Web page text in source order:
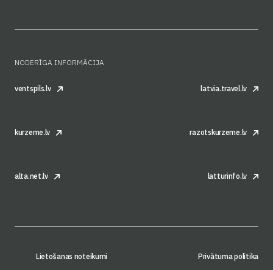
NODERĪGA INFORMĀCIJA
ventspils.lv latvia.travel.lv
kurzeme.lv razotskurzeme.lv
alta.net.lv latturinfo.lv
Lietošanas noteikumi Privātuma politika